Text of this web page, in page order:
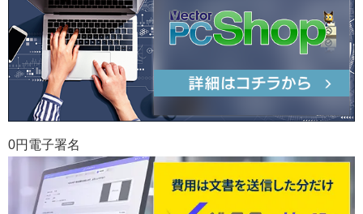
0円電子署名